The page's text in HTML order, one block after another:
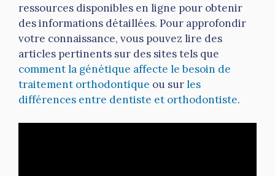
ressources disponibles en ligne pour obtenir
des informations détaillées. Pour approfondir
votre connaissance, vous pouvez lire des
articles pertinents sur des sites tels que
comment la génétique affecte le besoin de
traitement orthodontique ou surles
différences entre dentiste et orthodontiste.